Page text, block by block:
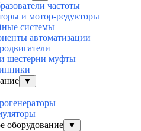
частоты
и мотор-редукторы
системы
автоматизации
шестерни муфты
▼
оборудование
▼